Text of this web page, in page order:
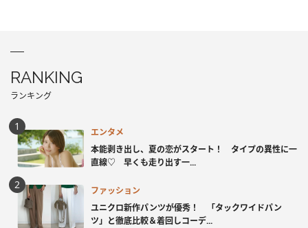
RANKING
ランキング
エンタメ
本能剥き出し、夏の恋がスタート！ タイプの異性に一
直線♡ 早くも走り出す一...
ファッション
ユニクロ新作パンツが優秀！ 「タックワイドパン
ツ」と徹底比較＆着回しコーデ...